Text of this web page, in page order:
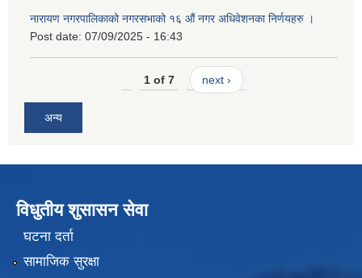
नारायण नगरपालिकाको नगरसभाको १६ औं नगर अधिवेशनका निर्णयहरु ।
Post date: 07/09/2025 - 16:43
1 of 7 next ›
अन्य
विधुतीय शुसासन सेवा
घटना दर्ता
सामाजिक सुरक्षा